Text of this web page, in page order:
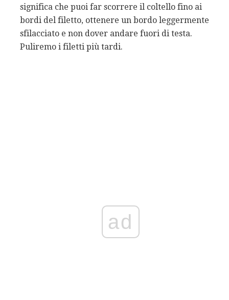
significa che puoi far scorrere il coltello fino ai
bordi del filetto, ottenere un bordo leggermente
sfilacciato e non dover andare fuori di testa.
Puliremo i filetti più tardi.
ad